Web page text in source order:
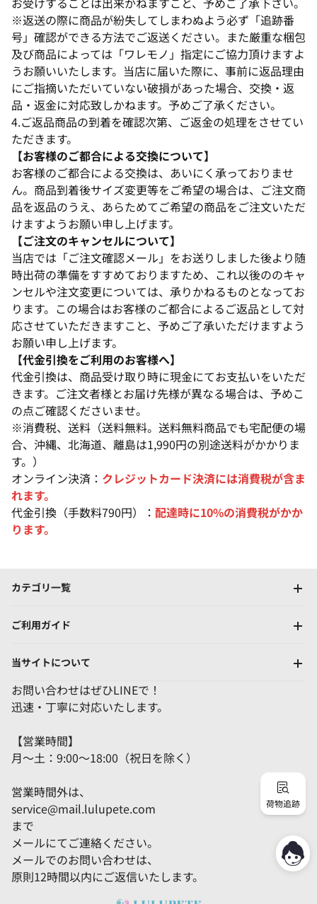
※返送の際に商品が紛失してしまわぬよう必ず「追跡番
号」確認ができる方法でご返送ください。また厳重な梱包
及び商品によっては「ワレモノ」指定にご協力頂けますよ
うお願いいたします。当店に届いた際に、事前に返品理由
にご指摘いただいていない破損があった場合、交換・返
品・返金に対応致しかねます。予めご了承ください。
4.ご返品商品の到着を確認次第、ご返金の処理をさせてい
ただきます。
【お客様のご都合による交換について】
お客様のご都合による交換は、あいにく承っておりませ
ん。商品到着後サイズ変更等をご希望の場合は、ご注文商
品を返品のうえ、あらためてご希望の商品をご注文いただ
けますようお願い申し上げます。
【ご注文のキャンセルについて】
当店では「ご注文確認メール」をお送りしました後より随
時出荷の準備をすすめておりますため、これ以後ののキャ
ンセルや注文変更については、承りかねるものとなってお
ります。この場合はお客様のご都合によるご返品として対
応させていただきますこと、予めご了承いただけますよう
お願い申し上げます。
【代金引換をご利用のお客様へ】
代金引換は、商品受け取り時に現金にてお支払いをいただ
きます。ご注文者様とお届け先様が異なる場合は、予めこ
の点ご確認くださいませ。
※消費税、送料（送料無料。送料無料商品でも宅配便の場
合、沖縄、北海道、離島は1,990円の別途送料がかかりま
す。）
オンライン決済： クレジットカード決済には消費税が含ま
れます。
代金引換（手数料790円）： 配達時に10%の消費税がかか
ります。
荷物追跡
カテゴリ一覧
ご利用ガイド
当サイトについて
お問い合わせはぜひLINEで！
迅速・丁寧に対応いたします。
【営業時間】
月～土：9:00～18:00（祝日を除く）
営業時間外は、
service@mail.lulupete.com
まで
メールにてご連絡ください。
メールでのお問い合わせは、
原則12時間以内にご返信いたします。